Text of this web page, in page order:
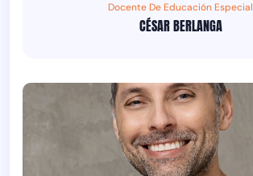
Docente De Educación Especial
CÉSAR BERLANGA